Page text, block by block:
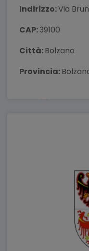
Indirizzo:Via
CAP:39100
Città:Bolzano
Provincia: